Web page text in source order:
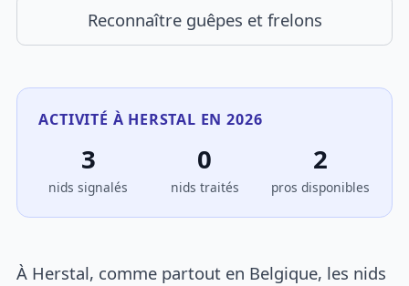
Reconnaître guêpes et frelons
ACTIVITÉ À HERSTAL EN 2026
3
nids signalés
0
nids traités
2
pros disponibles
À Herstal, comme partout en Belgique, les nids